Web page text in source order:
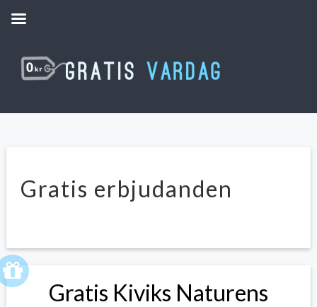
Gratis erbjudanden
Gratis Kiviks Naturens